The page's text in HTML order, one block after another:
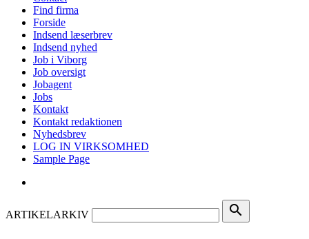
Find firma
Forside
Indsend læserbrev
Indsend nyhed
Job i Viborg
Job oversigt
Jobagent
Jobs
Kontakt
Kontakt redaktionen
Nyhedsbrev
LOG IN VIRKSOMHED
Sample Page
ARTIKELARKIV search